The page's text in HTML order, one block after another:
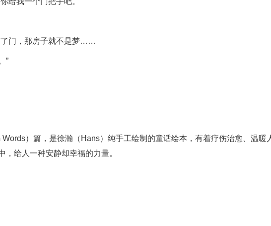
了门，那房子就不是梦……
”
Words）篇，是徐瀚（Hans）纯手工绘制的童话绘本，有着疗伤治愈、温暖
，给人一种安静却幸福的力量。